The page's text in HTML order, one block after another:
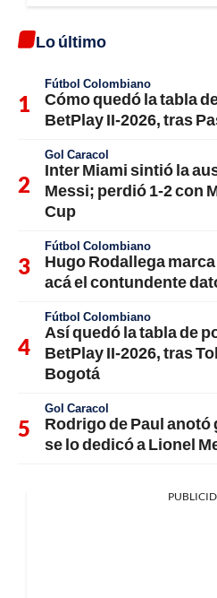
Lo último
Fútbol Colombiano
Cómo quedó la tabla
BetPlay II-2026, tras
Gol Caracol
Inter Miami sintió la
Messi; perdió 1-2 con
Cup
Fútbol Colombiano
Hugo Rodallega
acá el contundente
Fútbol Colombiano
Así quedó la tabla de
BetPlay II-2026, tras
Bogotá
Gol Caracol
Rodrigo de Paul anotó
se lo dedicó a Lionel